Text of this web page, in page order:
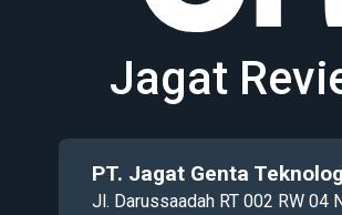
Jagat
PT. Jagat Genta
Jl. Darussaadah RT 002 RW 04